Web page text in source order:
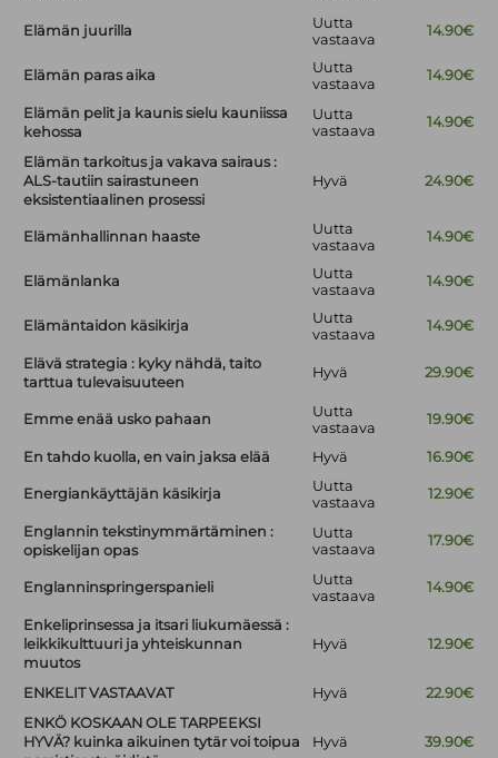
Elämän juurilla
Uutta
vastaava
14.90€
Elämän paras aika
Uutta
vastaava
14.90€
Elämän pelit ja kaunis sielu kauniissa
kehossa
Uutta
vastaava
14.90€
Elämän tarkoitus ja vakava sairaus :
ALS-tautiin sairastuneen
eksistentiaalinen prosessi
Hyvä 24.90€
Elämänhallinnan haaste
Uutta
vastaava
14.90€
Elämänlanka
Uutta
vastaava
14.90€
Elämäntaidon käsikirja
Uutta
vastaava
14.90€
Elävä strategia : kyky nähdä, taito
tarttua tulevaisuuteen
Hyvä 29.90€
Emme enää usko pahaan
Uutta
vastaava
19.90€
En tahdo kuolla, en vain jaksa elää Hyvä 16.90€
Energiankäyttäjän käsikirja
Uutta
vastaava
12.90€
Englannin tekstinymmärtäminen :
opiskelijan opas
Uutta
vastaava
17.90€
Englanninspringerspanieli
Uutta
vastaava
14.90€
Enkeliprinsessa ja itsari liukumäessä :
leikkikulttuuri ja yhteiskunnan
muutos
Hyvä 12.90€
ENKELIT VASTAAVAT Hyvä
22.90€
ENKÖ KOSKAAN OLE TARPEEKSI
HYVÄ? kuinka aikuinen tytär voi toipua
Hyvä 39.90€